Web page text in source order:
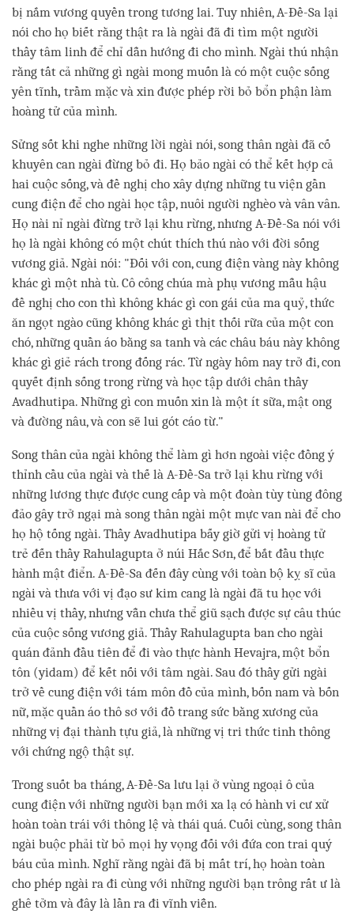
bị nắm vương quyền trong tương lai. Tuy nhiên, A-Đề-Sa lại
nói cho họ biết rằng thật ra là ngài đã đi tìm một người
thầy tâm linh để chỉ dẫn hướng đi cho mình. Ngài thú nhận
rằng tất cả những gì ngài mong muốn là có một cuộc sống
yên tĩnh, trầm mặc và xin được phép rời bỏ bổn phận làm
hoàng tử của mình.
Sửng sốt khi nghe những lời ngài nói, song thân ngài đã cố
khuyên can ngài đừng bỏ đi. Họ bảo ngài có thể kết hợp cả
hai cuộc sống, và đề nghị cho xây dựng những tu viện gần
cung điện để cho ngài học tập, nuôi người nghèo và vân vân.
Họ nài nỉ ngài đừng trở lại khu rừng, nhưng A-Đề-Sa nói với
họ là ngài không có một chút thích thú nào với đời sống
vương giả. Ngài nói: "Đối với con, cung điện vàng này không
khác gì một nhà tù. Cô công chúa mà phụ vương mẫu hậu
đề nghị cho con thì không khác gì con gái của ma quỷ, thức
ăn ngọt ngào cũng không khác gì thịt thối rữa của một con
chó, những quần áo bằng sa tanh và các châu báu này không
khác gì giẻ rách trong đống rác. Từ ngày hôm nay trở đi, con
quyết định sống trong rừng và học tập dưới chân thầy
Avadhutipa. Những gì con muốn xin là một ít sữa, mật ong
và đường nâu, và con sẽ lui gót cáo từ."
Song thân của ngài không thể làm gì hơn ngoài việc đồng ý
thỉnh cầu của ngài và thế là A-Đề-Sa trở lại khu rừng với
những lương thực được cung cấp và một đoàn tùy tùng đông
đảo gây trở ngại mà song thân ngài một mực van nài để cho
họ hộ tống ngài. Thầy Avadhutipa bấy giờ gửi vị hoàng tử
trẻ đến thầy Rahulagupta ở núi Hắc Sơn, để bắt đầu thực
hành mật điển. A-Đề-Sa đến đây cùng với toàn bộ kỵ sĩ của
ngài và thưa với vị đạo sư kim cang là ngài đã tu học với
nhiều vị thầy, nhưng vẫn chưa thể giũ sạch được sự câu thúc
của cuộc sống vương giả. Thầy Rahulagupta ban cho ngài
quán đảnh đầu tiên để đi vào thực hành Hevajra, một bổn
tôn (yidam) để kết nối với tâm ngài. Sau đó thầy gửi ngài
trở về cung điện với tám môn đồ của mình, bốn nam và bốn
nữ, mặc quần áo thô sơ với đồ trang sức bằng xương của
những vị đại thành tựu giả, là những vị tri thức tinh thông
với chứng ngộ thật sự.
Trong suốt ba tháng, A-Đề-Sa lưu lại ở vùng ngoại ô của
cung điện với những người bạn mới xa lạ có hành vi cư xử
hoàn toàn trái với thông lệ và thái quá. Cuối cùng, song thân
ngài buộc phải từ bỏ mọi hy vọng đối với đứa con trai quý
báu của mình. Nghĩ rằng ngài đã bị mất trí, họ hoàn toàn
cho phép ngài ra đi cùng với những người bạn trông rất ư là
ghê tởm và đây là lần ra đi vĩnh viễn.